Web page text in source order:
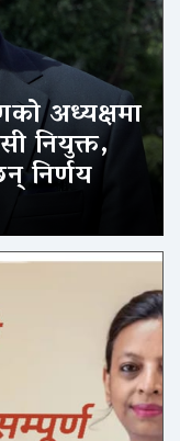
अध्यक्षमा
नियुक्त,
निर्णय